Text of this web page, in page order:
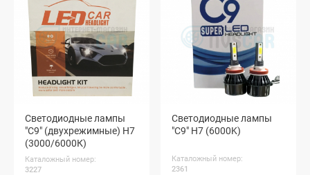
Светодиодные лампы
"C9" (двухрежимные) H7
(3000/6000К)
Каталожный номер:
3227
Светодиодные лампы
"C9" H7 (6000K)
Каталожный номер:
2361